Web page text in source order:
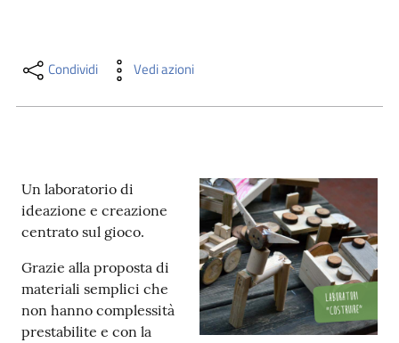
contenuti
Casa
Piani
Condividi Vedi azioni
Un laboratorio di
ideazione e creazione
centrato sul gioco.
Grazie alla proposta di
materiali semplici che
non hanno complessità
prestabilite e con la